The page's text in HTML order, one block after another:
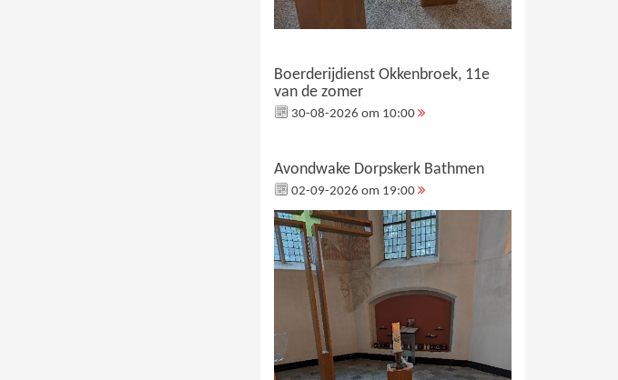
Boerderijdienst Okkenbroek, 11e
van de zomer
30-08-2026 om 10:00
Avondwake Dorpskerk Bathmen
02-09-2026 om 19:00